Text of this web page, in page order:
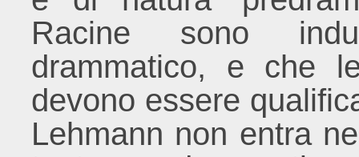
Racine sono
drammatico, e che
devono essere
Lehmann non entra